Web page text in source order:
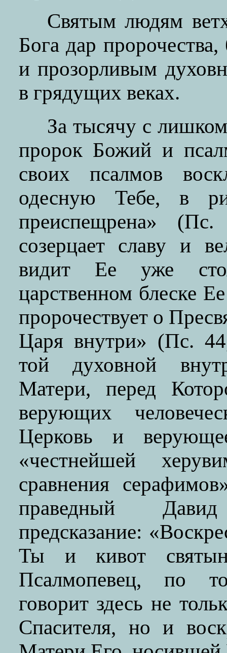
Святым людям
Бога дар
и прозорливым
в грядущих веках.
За тысячу с
пророк Божий и
своих псалмов
одесную Тебе, в
преиспещрена»
созерцает славу и
видит Ее уже
царственном блеске
пророчествует о
Царя внутри» (Пс.
той духовной
Матери, перед
верующих
Церковь и
«честнейшей
сравнения
праведный
предсказание:
Ты и кивот
Псалмопевец, по
говорит здесь не
Спасителя, но и